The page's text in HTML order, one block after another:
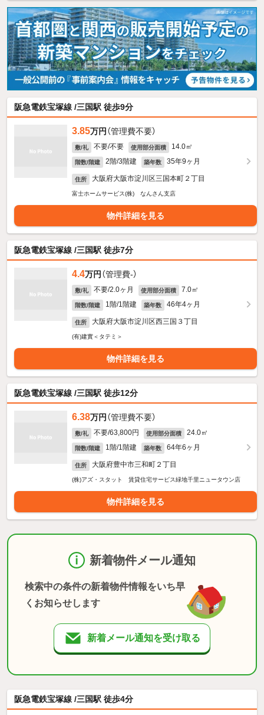
阪急電鉄宝塚線 /三国駅 徒歩9分
3.85万円 （管理費不要）
敷/礼 不要/不要 使用部分面積 14.0㎡
階数/階建 2階/3階建 築年数 35年9ヶ月
住所 大阪府大阪市淀川区三国本町２丁目
富士ホームサービス(株) なんさん支店
物件詳細を見る
阪急電鉄宝塚線 /三国駅 徒歩7分
4.4万円 （管理費-）
敷/礼 不要/2.0ヶ月 使用部分面積 7.0㎡
階数/階建 1階/1階建 築年数 46年4ヶ月
住所 大阪府大阪市淀川区西三国３丁目
(有)建實＜タテミ＞
物件詳細を見る
阪急電鉄宝塚線 /三国駅 徒歩12分
6.38万円 （管理費不要）
敷/礼 不要/63,800円 使用部分面積 24.0㎡
階数/階建 1階/1階建 築年数 64年6ヶ月
住所 大阪府豊中市三和町２丁目
(株)アズ・スタット 賃貸住宅サービス緑地千里ニュータウン店
物件詳細を見る
新着物件メール通知
検索中の条件の新着物件情報をいち早
くお知らせします
新着メール通知を受け取る
阪急電鉄宝塚線 /三国駅 徒歩4分